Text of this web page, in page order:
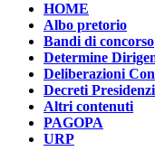
HOME
Albo pretorio
Bandi di concorso
Determine
Deliberazioni
Decreti
Altri contenuti
PAGOPA
URP